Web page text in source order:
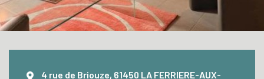
4 rue de Briouze, 61450 LA FERRIERE-AUX-